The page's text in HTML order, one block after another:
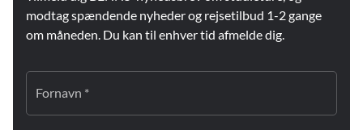
modtag spændende nyheder og rejsetilbud 1-2 gange
om måneden. Du kan til enhver tid afmelde dig.
Fornavn *